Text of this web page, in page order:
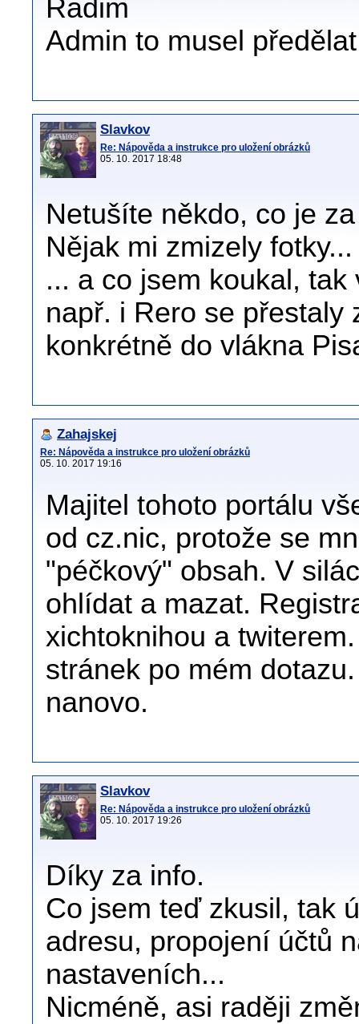
Radim
Admin to musel
Slavkov
Re: Nápověda a instrukce pro uložení obrázků
05. 10. 2017 18:48
Netušíte někdo, co je
Nějak mi zmizely
... a co jsem koukal,
např. i Rero se přestaly
konkrétně do vlákna
Zahajskej
Re: Nápověda a instrukce pro uložení obrázků
05. 10. 2017 19:16
Majitel tohoto portálu
od cz.nic, protože se
"péčkový" obsah. V
ohlídat a mazat.
xichtoknihou a
stránek po mém
nanovo.
Slavkov
Re: Nápověda a instrukce pro uložení obrázků
05. 10. 2017 19:26
Díky za info.
Co jsem teď zkusil, tak
adresu, propojení účtů
nastaveních...
Nicméně, asi raději